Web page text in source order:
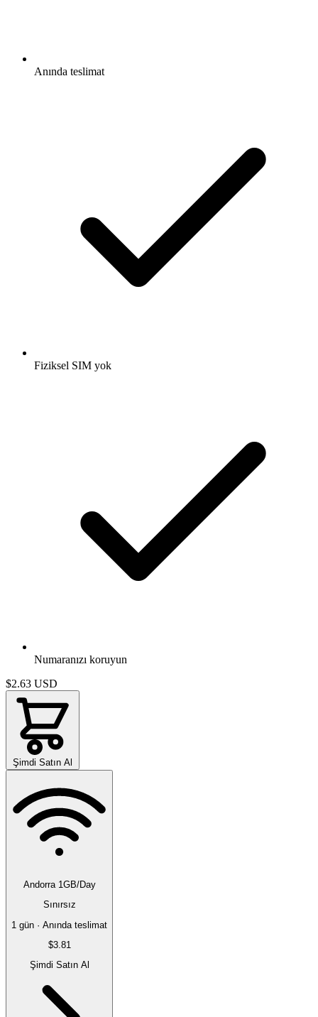
Anında teslimat
Fiziksel SIM yok
Numaranızı koruyun
$2.63 USD
Şimdi Satın Al
Andorra 1GB/Day
Sınırsız
1 gün · Anında teslimat
$3.81
Şimdi Satın Al